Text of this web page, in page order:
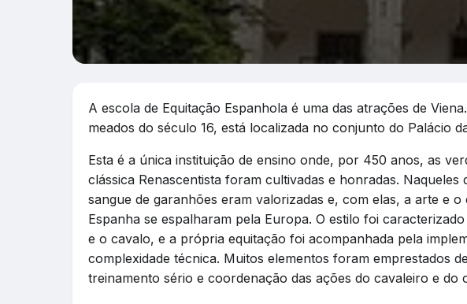
A escola de Equitação Espanhola é uma das atrações de
meados do século 16, está localizada no conjunto do Palácio
Esta é a única instituição de ensino onde, por 450 anos, as
clássica Renascentista foram cultivadas e honradas.
sangue de garanhões eram valorizadas e, com elas, a arte e
Espanha se espalharam pela Europa. O estilo foi
e o cavalo, e a própria equitação foi acompanhada pela
complexidade técnica. Muitos elementos foram emprestados
treinamento sério e coordenação das ações do cavaleiro e do